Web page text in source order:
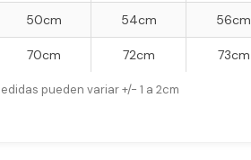
50cm 54cm 56cm
70cm 72cm 73cm
pueden variar +/- 1 a 2cm